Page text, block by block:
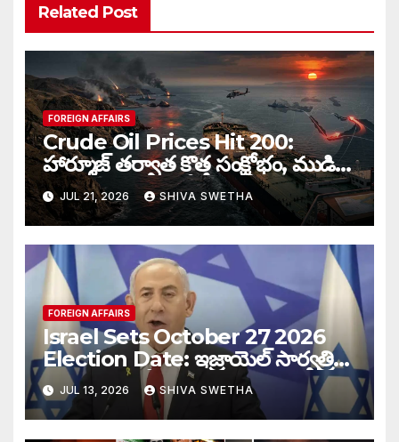
Related Post
FOREIGN AFFAIRS
Crude Oil Prices Hit 200:
హార్మూజ్‌ తర్వాత కొత్త సంక్షోభం, ముడి
చమురు ధరలు భారీగా పెరుగుతాయా…
JUL 21, 2026 SHIVA SWETHA
FOREIGN AFFAIRS
Israel Sets October 27 2026
Election Date: ఇజ్రాయెల్ సార్వత్రిక
ఎన్నికలకు తేదీ ఖరారు…
JUL 13, 2026 SHIVA SWETHA